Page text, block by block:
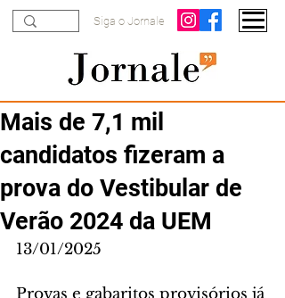
Siga o Jornale
Mais de 7,1 mil
candidatos fizeram a
prova do Vestibular de
Verão 2024 da UEM
13/01/2025
Provas e gabaritos provisórios já